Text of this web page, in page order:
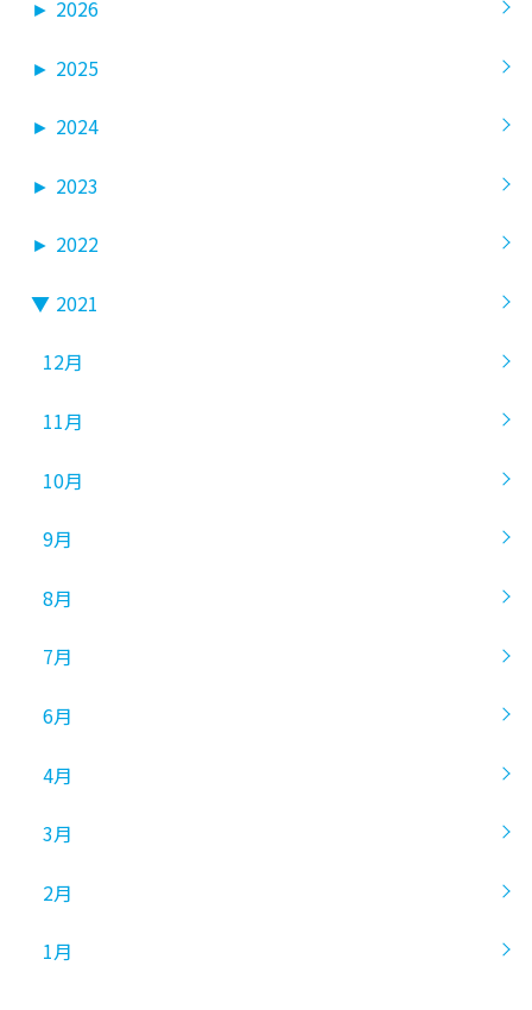
► 2026
► 2025
► 2024
► 2023
► 2022
▼ 2021
12月
11月
10月
9月
8月
7月
6月
4月
3月
2月
1月